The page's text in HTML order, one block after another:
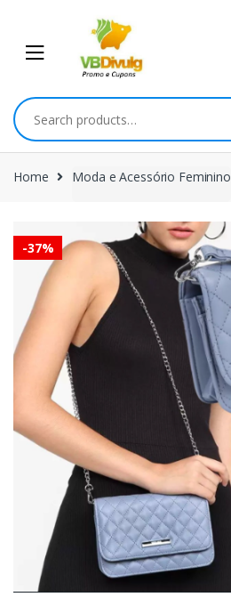
navigation
content
Search
for:
Home Moda e Acessório Feminino
-37%